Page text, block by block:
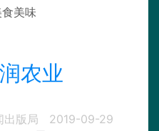
食美味
农业
出版局
2019-09-29